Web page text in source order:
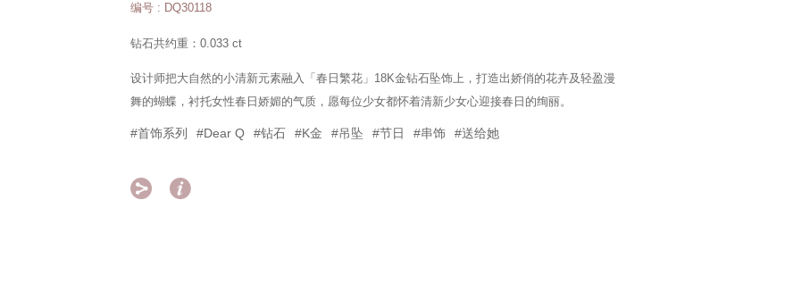
编号 : DQ30118
钻石共约重：0.033 ct
设计师把大自然的小清新元素融入「春日繁花」18K金钻石坠饰上，打造出娇俏的花卉及轻盈漫
舞的蝴蝶，衬托女性春日娇媚的气质，愿每位少女都怀着清新少女心迎接春日的绚丽。
#首饰系列 #Dear Q #钻石 #K金 #吊坠 #节日 #串饰 #送给她
 